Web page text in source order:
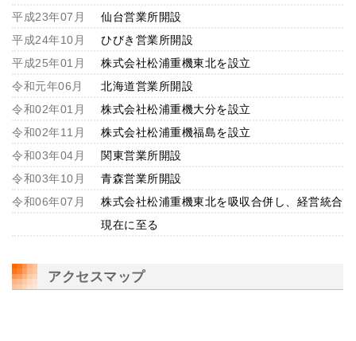
平成23年07月
仙台営業所開設
平成24年10月
ひびき営業所開設
平成25年01月
株式会社松浦重機東北を設立
令和元年06月
北海道営業所開設
令和02年01月
株式会社松浦重機大分を設立
令和02年11月
株式会社松浦重機福島を設立
令和03年04月
関東営業所開設
令和03年10月
青森営業所開設
令和06年07月
株式会社松浦重機東北を吸収合併し、経営統合
現在に至る
アクセスマップ